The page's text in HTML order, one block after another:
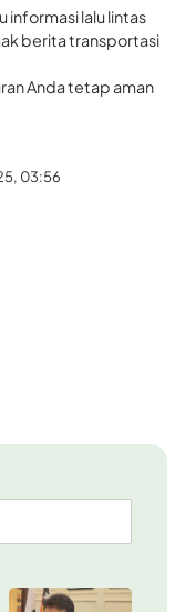
informasi lalu lintas
berita transportasi
Anda tetap aman
03:56